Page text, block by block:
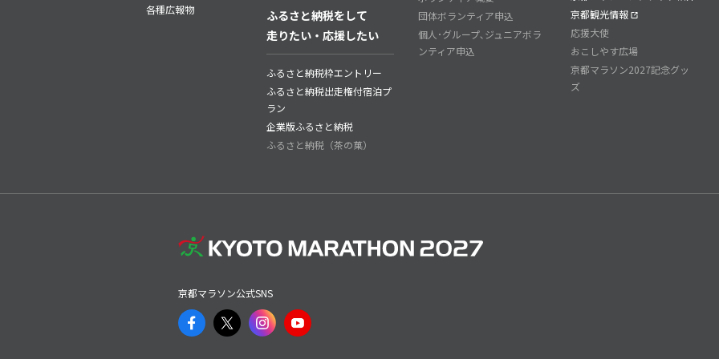
各種広報物
ふるさと納税をして
走りたい・応援したい
ふるさと納税枠エントリー
ふるさと納税出走権付宿泊プ
ラン
企業版ふるさと納税
ふるさと納税（茶の菓）
団体ボランティア申込
個人･グループ､ジュニアボラ
ンティア申込
京都観光情報
応援大使
おこしやす広場
京都マラソン2027記念グッ
ズ
京都マラソン公式SNS